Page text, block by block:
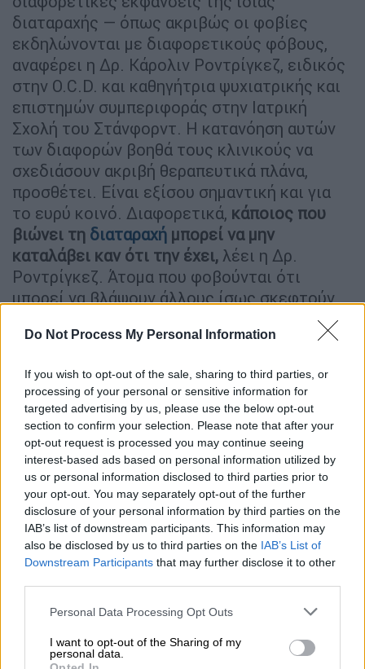
Do Not Process My Personal Information
If you wish to opt-out of the sale, sharing to third parties, or
processing of your personal or sensitive information for
targeted advertising by us, please use the below opt-out
section to confirm your selection. Please note that after your
opt-out request is processed you may continue seeing
interest-based ads based on personal information utilized by
us or personal information disclosed to third parties prior to
your opt-out. You may separately opt-out of the further
disclosure of your personal information by third parties on the
IAB’s list of downstream participants. This information may
also be disclosed by us to third parties on the IAB’s List of
Downstream Participants that may further disclose it to other
Please note that this website/app uses one or more Google
not limited to your visit or usage behaviour. You may click to
grant or deny consent to Google and its third-party tags to
Personal Data Processing Opt Outs
I want to opt-out of the Sharing of my
personal data.
διαταραχής — όπως ακριβώς οι φοβίες
εκδηλώνονται με διαφορετικούς φόβους,
αναφέρει η Δρ. Κάρολιν Ροντρίγκεζ, ειδικός
στην O.C.D. και καθηγήτρια ψυχιατρικής και
επιστημών συμπεριφοράς στην Ιατρική
Σχολή του Στάνφορντ. Η κατανόηση αυτών
των διαφορών βοηθά τους κλινικούς να
σχεδιάσουν ακριβή θεραπευτικά πλάνα,
προσθέτει. Είναι εξίσου σημαντική και για
το ευρύ κοινό. Διαφορετικά, κάποιος που
βιώνει τη διαταραχή μπορεί να μην
καταλάβει καν ότι την έχει, λέει η Δρ.
Ροντρίγκεζ. Άτομα που φοβούνται ότι
μπορεί να βλάψουν άλλους ίσως σκεφτούν,
«Ίσως είμαι δολοφόνος», προσθέτει. «Αν πω
αυτά που σκέφτομαι, θα με βάλουν στη
Τι είναι το O.C.D.;
Η ιδεοψυχαναγκαστική διαταραχή
περιλαμβάνει ένα σύνολο εμμονών και
καταναγκασμών που προκαλούν σημαντική
δυσφορία και επηρεάζουν την ποιότητα
ζωής. Οιεμμονές περιλαμβάνουν
ανεπιθύμητες, παρεισφρητικές σκέψεις,
εικόνες ή παρορμήσεις που κυριαρχούν στο
άτομο για να ανακουφιστεί από τις εμμονές.
Αυτά τα συμπτώματα μπορεί να
καταναλώνουν πολύ χρόνο, διαρκώντας